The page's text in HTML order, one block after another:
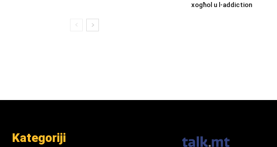
xogħol u l-addiction
Kategoriji